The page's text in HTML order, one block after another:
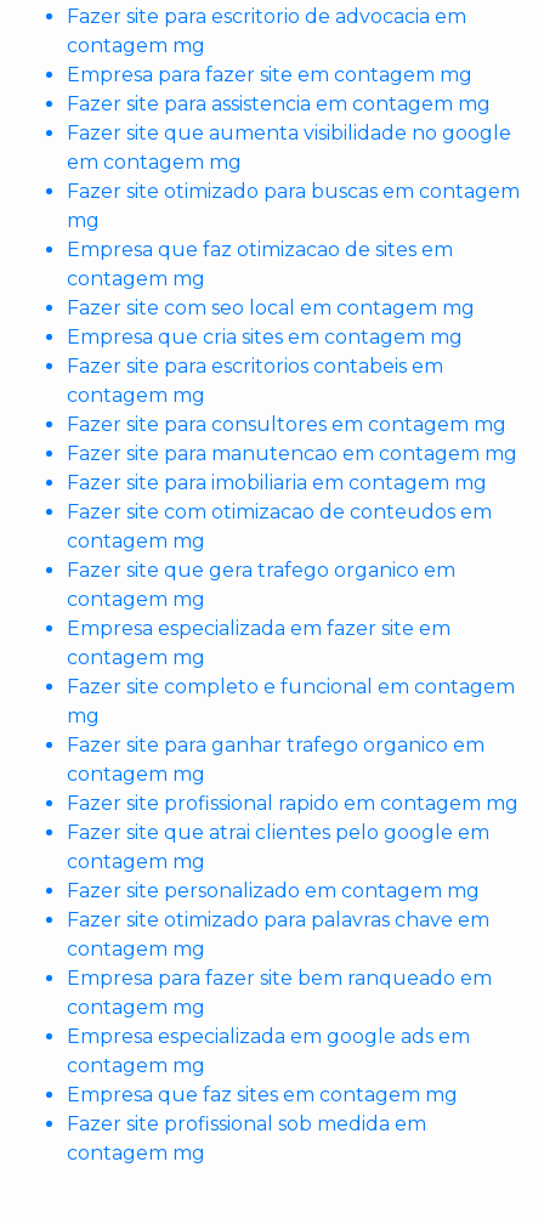
Fazer site para escritorio de advocacia em
contagem mg
Empresa para fazer site em contagem mg
Fazer site para assistencia em contagem mg
Fazer site que aumenta visibilidade no google
em contagem mg
Fazer site otimizado para buscas em contagem
mg
Empresa que faz otimizacao de sites em
contagem mg
Fazer site com seo local em contagem mg
Empresa que cria sites em contagem mg
Fazer site para escritorios contabeis em
contagem mg
Fazer site para consultores em contagem mg
Fazer site para manutencao em contagem mg
Fazer site para imobiliaria em contagem mg
Fazer site com otimizacao de conteudos em
contagem mg
Fazer site que gera trafego organico em
contagem mg
Empresa especializada em fazer site em
contagem mg
Fazer site completo e funcional em contagem
mg
Fazer site para ganhar trafego organico em
contagem mg
Fazer site profissional rapido em contagem mg
Fazer site que atrai clientes pelo google em
contagem mg
Fazer site personalizado em contagem mg
Fazer site otimizado para palavras chave em
contagem mg
Empresa para fazer site bem ranqueado em
contagem mg
Empresa especializada em google ads em
contagem mg
Empresa que faz sites em contagem mg
Fazer site profissional sob medida em
contagem mg